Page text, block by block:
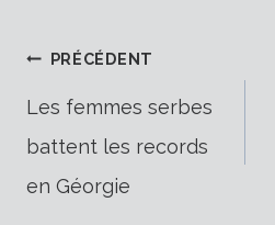
de
PRÉCÉDENT
Les femmes serbes
battent les records
en Géorgie